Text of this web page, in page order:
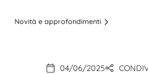
Novità e approfondimenti
04/06/2025